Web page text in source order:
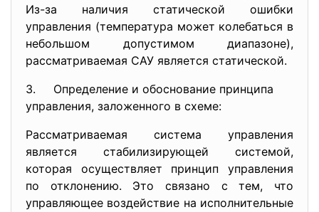
Из-за наличия статической ошибки
управления (температура может колебаться в
небольшом допустимом диапазоне),
рассматриваемая САУ является статической.
3. Определение и обоснование принципа
управления, заложенного в схеме:
Рассматриваемая система управления
является стабилизирующей системой,
которая осуществляет принцип управления
по отклонению. Это связано с тем, что
управляющее воздействие на исполнительные